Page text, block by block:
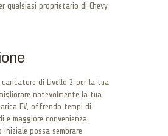
qualsiasi proprietario di Chevy
caricatore di Livello 2 per la tua
notevolmente la tua
EV, offrendo tempi di
e maggiore convenienza.
iniziale possa sembrare